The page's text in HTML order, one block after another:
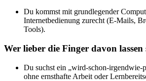
Du kommst mit grundlegender
Internetbedienung zurecht (E-Mails,
Tools).
Wer lieber die Finger davon lassen
Du suchst ein „wird-schon-irgendwie-
ohne ernsthafte Arbeit oder